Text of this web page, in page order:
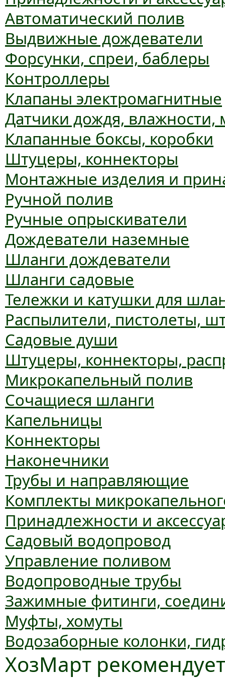
Автоматический полив
Выдвижные дождеватели
Форсунки, спреи, баблеры
Контроллеры
Клапаны электромагнитные
Датчики дождя, влажности,
Клапанные боксы, коробки
Штуцеры, коннекторы
Монтажные изделия и
Ручной полив
Ручные опрыскиватели
Дождеватели наземные
Шланги дождеватели
Шланги садовые
Тележки и катушки для
Распылители, пистолеты,
Садовые души
Штуцеры, коннекторы,
Микрокапельный полив
Сочащиеся шланги
Капельницы
Коннекторы
Наконечники
Трубы и направляющие
Комплекты
Принадлежности и
Садовый водопровод
Управление поливом
Водопроводные трубы
Зажимные фитинги,
Муфты, хомуты
Водозаборные колонки,
ХозМарт рекомендует